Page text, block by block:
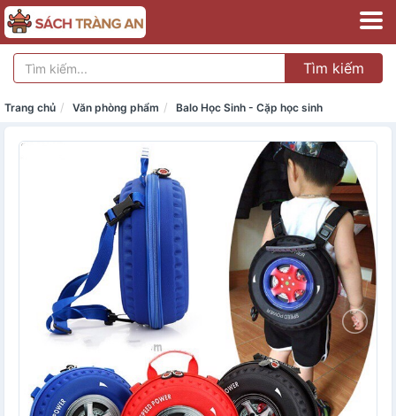
Tìm kiếm
Trang chủ Văn phòng phẩm Balo Học Sinh - Cặp học sinh